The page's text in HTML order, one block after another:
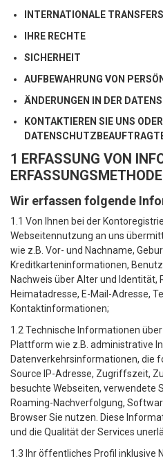
INTERNATIONALE TRANSFERS
IHRE RECHTE
SICHERHEIT
AUFBEWAHRUNG VON
ÄNDERUNGEN IN DER
KONTAKTIEREN SIE UNS
1 ERFASSUNG VON
Wir erfassen folgende
1.1 Von Ihnen bei der
Webseitennutzung an uns
wie z.B. Vor- und Nachname,
Kreditkarteninformationen,
Nachweis über Alter und Identität,
Heimatadresse, E-Mail-Adresse,
Kontaktinformationen;
1.2 Technische Informationen
Plattform wie z.B. administrative
Datenverkehrsinformationen, die
Source IP-Adresse, Zugriffszeit,
besuchte Webseiten, verwendete
Roaming-Nachverfolgung,
Browser Sie nutzen. Diese
und die Qualität der Services
1.3 Ihr öffentliches Profil inklusive